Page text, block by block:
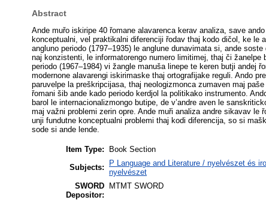
Abstract
Ande muřo iskiripe 40 řomane alavarenca kerav analiza, save
konceptualni, vel praktikalni diferenciji řodav thaj kodo dičol, ke le
angluno periodo (1797–1935) le anglune dunavimata si, ande
naj konzistenti, le informatorengo numero limitimej, thaj či
periodo (1967–1984) vi žangle manuša linepe te keren butji andej
modernone alavarengi iskirimaske thaj ortografijake reguli. Ando
paruvelpe la preškripcijasa, thaj neologizmonca zumaven maj
řomani šib ande kado periodo kerdjol la politikako instrumento.
barol le internacionalizmongo butipe, de v’andre aven le
maj važni problemi zerin opre. Ande muři analiza andre sikavav le
unji fundutne konceptualni problemi thaj kodi diferencija, so si
sode si ande lende.
Item Type:
Book Section
Subjects:
P Language and Literature / nyelvészet és
nyelvészet
SWORD
Depositor:
MTMT SWORD